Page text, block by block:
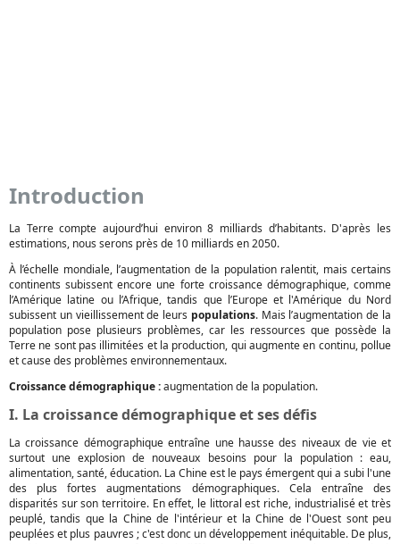
Introduction
La Terre compte aujourd’hui environ 8 milliards d’habitants. D'après les
estimations, nous serons près de 10 milliards en 2050.
À l’échelle mondiale, l’augmentation de la population ralentit, mais certains
continents subissent encore une forte croissance démographique, comme
l’Amérique latine ou l’Afrique, tandis que l’Europe et l'Amérique du Nord
subissent un vieillissement de leurs populations. Mais l’augmentation de la
population pose plusieurs problèmes, car les ressources que possède la
Terre ne sont pas illimitées et la production, qui augmente en continu, pollue
et cause des problèmes environnementaux.
Croissance démographique :augmentation de la population.
I. La croissance démographique et ses défis
La croissance démographique entraîne une hausse des niveaux de vie et
surtout une explosion de nouveaux besoins pour la population : eau,
alimentation, santé, éducation. La Chine est le pays émergent qui a subi l'une
des plus fortes augmentations démographiques. Cela entraîne des
disparités sur son territoire. En effet, le littoral est riche, industrialisé et très
peuplé, tandis que la Chine de l'intérieur et la Chine de l'Ouest sont peu
peuplées et plus pauvres ; c'est donc un développement inéquitable. De plus,